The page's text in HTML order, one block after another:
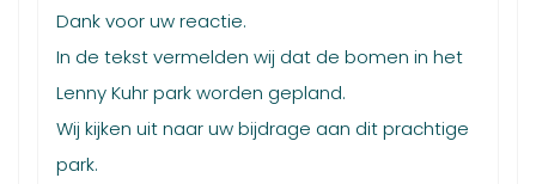
Dank voor uw reactie.
In de tekst vermelden wij dat de bomen in het
Lenny Kuhr park worden gepland.
Wij kijken uit naar uw bijdrage aan dit prachtige
park.